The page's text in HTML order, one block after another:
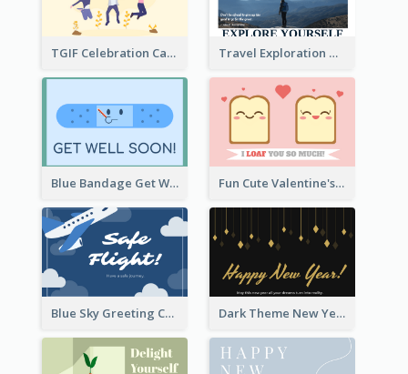
TGIF Celebration Card Travel Exploration Greeting Card
Blue Bandage Get Well Soon Card Fun Cute Valentine's Day Celebration Card
Blue Sky Greeting Card Dark Theme New Year Celebration Card